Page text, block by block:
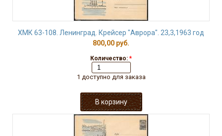
ХМК 63-108. Ленинград. Крейсер "Аврора". 23,3,1963 год
800,00 руб.
Количество: *
1 доступно для заказа